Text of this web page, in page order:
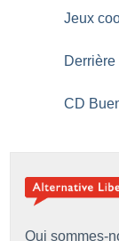
Jeux
CD
Qui sommes-